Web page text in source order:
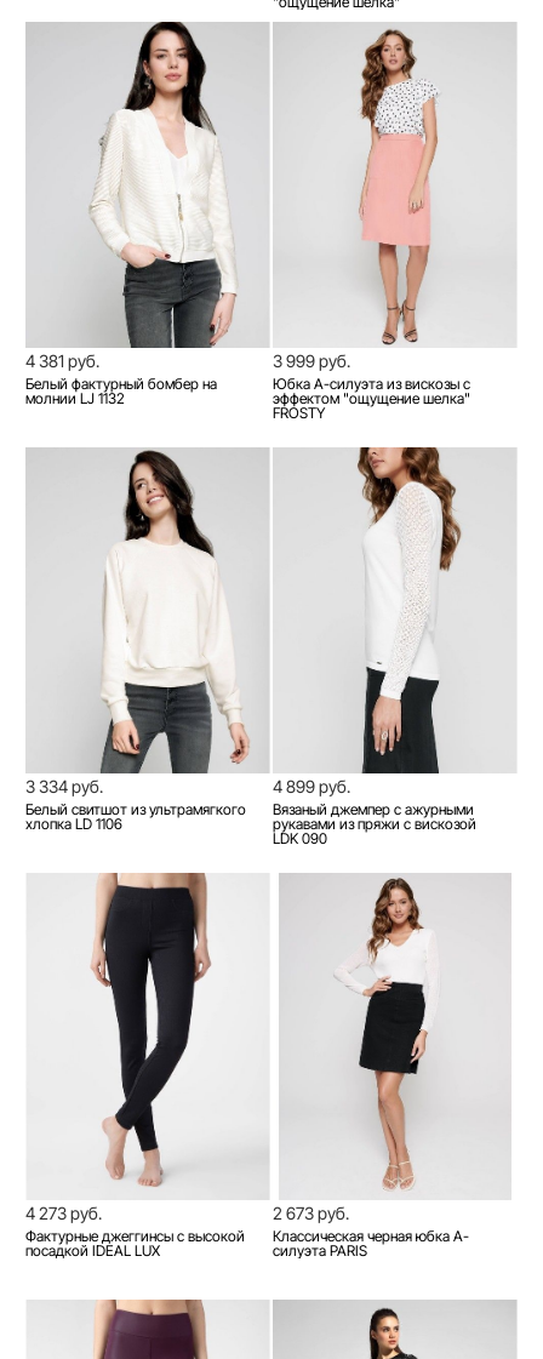
4 381 руб.
Белый фактурный бомбер на
молнии LJ 1132
3 999 руб.
Юбка А-силуэта из вискозы с
эффектом "ощущение шелка"
FROSTY
3 334 руб.
Белый свитшот из ультрамягкого
хлопка LD 1106
4 899 руб.
Вязаный джемпер с ажурными
рукавами из пряжи с вискозой
LDK 090
4 273 руб.
Фактурные джеггинсы с высокой
посадкой IDEAL LUX
2 673 руб.
Классическая черная юбка А-
силуэта PARIS